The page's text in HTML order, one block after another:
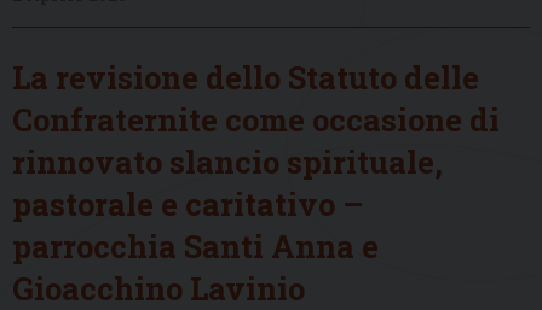
La revisione dello Statuto delle
Confraternite come occasione di
rinnovato slancio spirituale,
pastorale e caritativo –
parrocchia Santi Anna e
Gioacchino Lavinio